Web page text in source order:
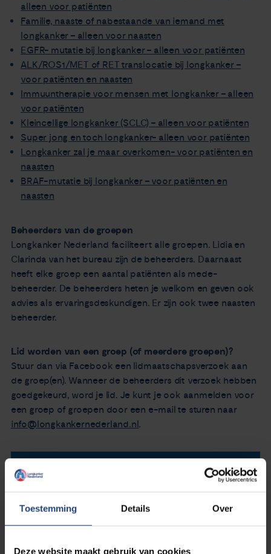
Toestemming Details Over
Deze website maakt gebruik van cookies
alleen voor patiënten
Familie, naaste of nabestaande van iemand met
longkanker – alleen voor naasten
EGFR- mutatie bij longkanker – alleen voor patiënten
ALK/ROS1/MET of RET translocatie bij longkanker –
voor patiënten en naasten
Immuuntherapie voor mensen met longkanker – alleen
voor patiënten
Kleincellige longkanker (SCLC) – alleen voor patiënten
Super jong en toch longkanker- alleen voor patiënten
Longkanker zal je maar overkomen- voor patiënten en
naasten
BRAF-mutatie bij longkanker – voor patiënten en
naasten
Beheerders van de groepen
Longkanker Nederland faciliteert alle groepen. Lidia en
Clarinda van het bureau zijn de beheerders. Daarnaast
heeft elke groep een aantal patiënten als mede-
beheerder. De beheerders heten je welkom en geven ook
advies als ervaringsdeskundigen. Er zijn ook twee naasten
beheerder.
Lid worden van een groep (of meerdere groepen)?
Stuur dan via Facebook een lidmaatschapsverzoek aan
de groep(en). Wanneer de beheerders dit verzoek hebben
goedgekeurd, word je lid. Je kunt je ook aanmelden voor
een groep of groepen door een e-mail te sturen naar
info@longkankernederland.nl.